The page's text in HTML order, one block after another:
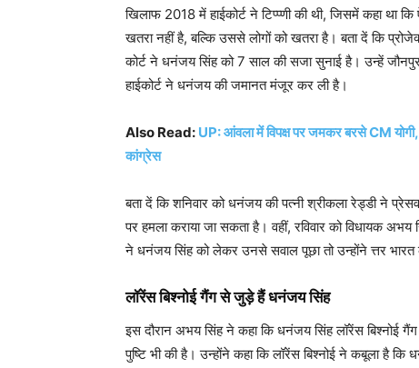
खिलाफ 2018 में हाईकोर्ट ने टिप्प्णी की थी, जिसमें कहा था
खतरा नहीं है, बल्कि उससे लोगों को खतरा है। बता दें कि
कोर्ट ने धनंजय सिंह को 7 साल की सजा सुनाई है। उन्हें
हाईकोर्ट ने धनंजय की जमानत मंजूर कर ली है।
Also Read: UP: आंवला में विपक्ष पर जमकर बरसे CM योगी,
कांग्रेस
बता दें कि शनिवार को धनंजय की पत्नी श्रीकला रेड्डी ने
पर हमला कराया जा सकता है। वहीं, रविवार को विधायक
ने धनंजय सिंह को लेकर उनसे सवाल पूछा तो उन्होंने त्तर भारत
लॉरेंस बिश्नोई गैंग से जुड़े हैं धनंजय सिंह
इस दौरान अभय सिंह ने कहा कि धनंजय सिंह लॉरेंस बिश्नोई
पुष्टि भी की है। उन्होंने कहा कि लॉरेंस बिश्नोई ने कबूला है